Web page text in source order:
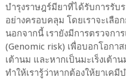
บำรุงราษฎร์มียาที่ได้รับการรับ
อย่างครอบคลุม โดยเราจะเลือ
นอกจากนี้ เรายังมีการตรวจกา
(Genomic risk) เพื่อบอกโอกา
เต้านม และหากเป็นมะเร็งเต้า
ทำให้เรารู้ว่าหากต้องให้ยาเค